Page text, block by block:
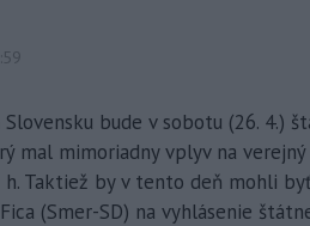
bude v sobotu (26. 4.)
mal mimoriadny vplyv na verejný
Taktiež by v tento deň mohli
(Smer-SD) na vyhlásenie